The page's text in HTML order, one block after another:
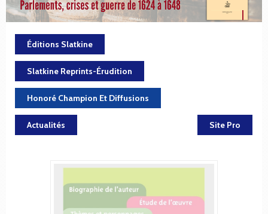
Éditions Slatkine
Slatkine Reprints-Érudition
Honoré Champion Et Diffusions
Actualités Site Pro